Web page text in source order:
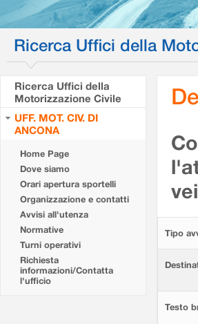
Ricerca Uffici della
Ricerca Uffici della
Motorizzazione Civile
UFF. MOT. CIV. DI
ANCONA
Home Page
Dove siamo
Orari apertura sportelli
Organizzazione e contatti
Avvisi all'utenza
Normative
Turni operativi
Richiesta
informazioni/Contatta
l'ufficio
Tipo
Testo